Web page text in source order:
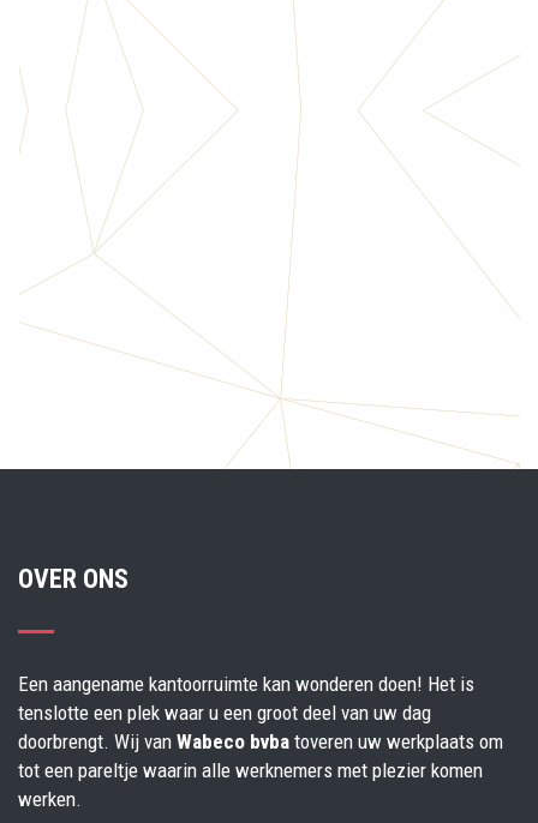
OVER ONS
Een aangename kantoorruimte kan wonderen doen! Het is
tenslotte een plek waar u een groot deel van uw dag
doorbrengt. Wij van Wabeco bvba toveren uw werkplaats om
tot een pareltje waarin alle werknemers met plezier komen
werken.